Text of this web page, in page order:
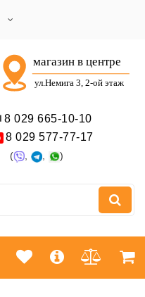
8 029 665-10-10
8 029 577-77-17
( , , )